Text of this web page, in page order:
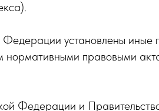
установлены
нормативными правовыми
Федерации и